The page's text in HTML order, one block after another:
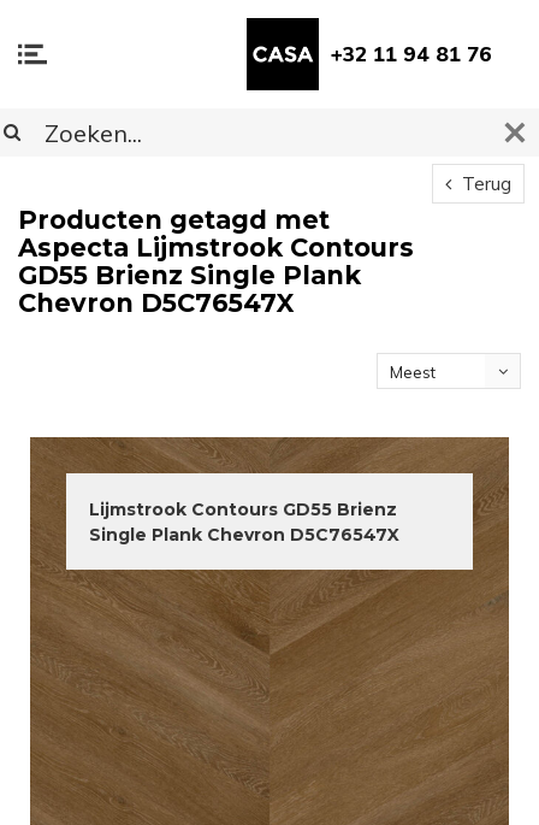
+32 11 94 81 76
Terug
Producten getagd met
Aspecta Lijmstrook Contours
GD55 Brienz Single Plank
Chevron D5C76547X
Meest
Lijmstrook Contours GD55 Brienz
Single Plank Chevron D5C76547X